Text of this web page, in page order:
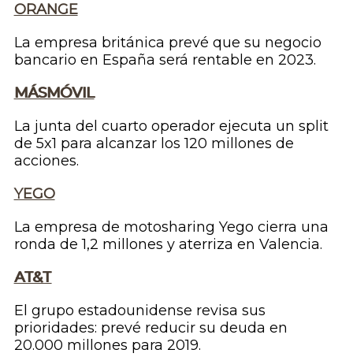
ORANGE
La empresa británica prevé que su negocio
bancario en España será rentable en 2023.
MÁSMÓVIL
La junta del cuarto operador ejecuta un split
de 5x1 para alcanzar los 120 millones de
acciones.
YEGO
La empresa de motosharing Yego cierra una
ronda de 1,2 millones y aterriza en Valencia.
AT&T
El grupo estadounidense revisa sus
prioridades: prevé reducir su deuda en
20.000 millones para 2019.